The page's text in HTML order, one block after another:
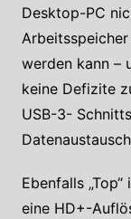
Desktop-PC
werden kann –
keine Defizite
USB-3-
Ebenfalls
eine HD+-